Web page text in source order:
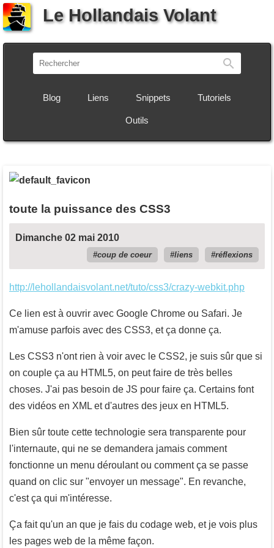
Le Hollandais Volant
Blog Liens Snippets Tutoriels
Outils
toute la puissance des CSS3
Dimanche 02 mai 2010
coup de coeur liens réflexions
http://lehollandaisvolant.net/tuto/css3/crazy-webkit.php
Ce lien est à ouvrir avec Google Chrome ou Safari. Je
m'amuse parfois avec des CSS3, et ça donne ça.
Les CSS3 n'ont rien à voir avec le CSS2, je suis sûr que si
on couple ça au HTML5, on peut faire de très belles
choses. J'ai pas besoin de JS pour faire ça. Certains font
des vidéos en XML et d'autres des jeux en HTML5.
Bien sûr toute cette technologie sera transparente pour
l'internaute, qui ne se demandera jamais comment
fonctionne un menu déroulant ou comment ça se passe
quand on clic sur "envoyer un message". En revanche,
c'est ça qui m'intéresse.
Ça fait qu'un an que je fais du codage web, et je vois plus
les pages web de la même façon.